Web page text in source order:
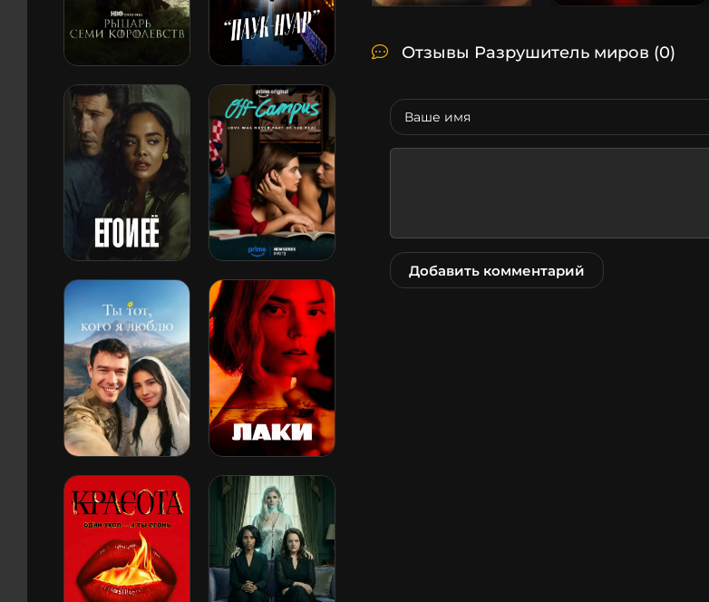
Отзывы Разрушитель миров (0)
Добавить комментарий